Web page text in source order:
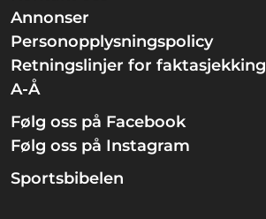
Annonser
Personopplysningspolicy
Retningslinjer for faktasjekking
A-Å
Følg oss på Facebook
Følg oss på Instagram
Sportsbibelen